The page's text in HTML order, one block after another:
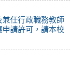
任行政職務教師
請許可，請本校